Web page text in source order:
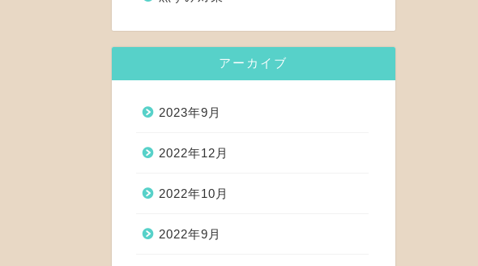
アーカイブ
2023年9月
2022年12月
2022年10月
2022年9月